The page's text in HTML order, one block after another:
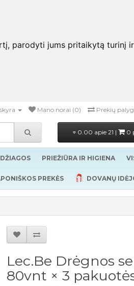
parodyti jums pritaikytą turinį
Mano norai (0) Prekių
0.00 apie 21 | 0
PRIEŽIŪRA IR HIGIENA
PREKĖS DOVANŲ
Lec.Be Drėgnos
80vnt × 3